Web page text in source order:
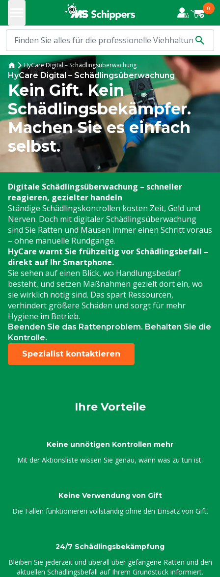
0
HyCare Digital – Schädlingsüberwachung
HyCare Digital – Schädlingsüberwachung
Kein Gift. Kein
Schädlingsbekämpfer.
Machen Sie es einfach
selbst.
Digitale Schädlingsüberwachung – schneller
reagieren, gezielter handeln
Ständige Schädlingskontrollen kosten Zeit, Geld und
Nerven. Doch mit digitaler Schädlingsüberwachung
sind Sie Ratten und Mäusen immer einen Schritt voraus
– ohne manuelle Rundgänge.
HyCare warnt Sie frühzeitig vor Schädlingsbefall –
direkt auf Ihr Smartphone.
Sie sehen auf einen Blick, wo Handlungsbedarf
besteht, und setzen Maßnahmen gezielt dort ein, wo
sie wirklich nötig sind. Das spart Ressourcen,
verhindert größere Schäden und sorgt für mehr
Hygiene im Betrieb.
Beenden Sie das Rattenproblem. Behalten Sie die
Kontrolle.
Spezialist kontaktieren
Ihre Vorteile
Keine unnötigen Kontrollen mehr
Mit der Aktionsliste wissen Sie genau, wann was zu tun ist.
Keine Verwendung von Gift
Die Fallen funktionieren vollständig ohne den Einsatz von Gift.
24/7 Schädlingsbekämpfung
Bleiben Sie jederzeit und überall über gefangene Ratten und den
aktuellen Schädlingsbefall auf Ihrem Grundstück informiert.